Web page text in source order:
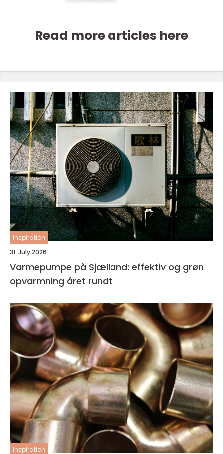
Read more articles here
inspiration
31. July 2026
Varmepumpe på Sjælland: effektiv og grøn
opvarmning året rundt
inspiration